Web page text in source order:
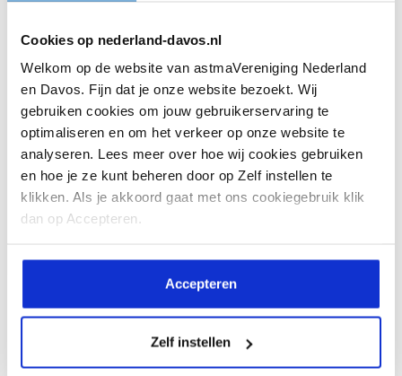
Cookies op nederland-davos.nl
Welkom op de website van astmaVereniging Nederland
en Davos. Fijn dat je onze website bezoekt. Wij
gebruiken cookies om jouw gebruikerservaring te
optimaliseren en om het verkeer op onze website te
analyseren. Lees meer over hoe wij cookies gebruiken
en hoe je ze kunt beheren door op Zelf instellen te
klikken. Als je akkoord gaat met ons cookiegebruik klik
dan op Accepteren.
Accepteren
Zelf instellen
Hoe kom je een hittegolf door als je astma
Op het moment is het warm in
Nederland. Heb je astma, dan kan
Lees meer
Alle artikelen